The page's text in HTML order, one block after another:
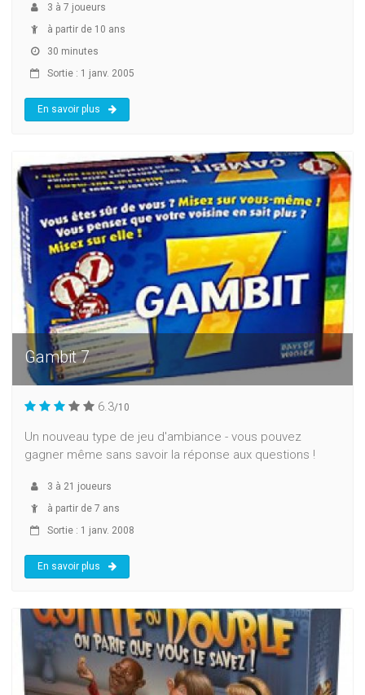
3 à 7 joueurs
à partir de 10 ans
30 minutes
Sortie : 1 janv. 2005
En savoir plus
Gambit 7
6.3/10
Un nouveau type de jeu d'ambiance - vous pouvez
gagner même sans savoir la réponse aux questions !
3 à 21 joueurs
à partir de 7 ans
Sortie : 1 janv. 2008
En savoir plus